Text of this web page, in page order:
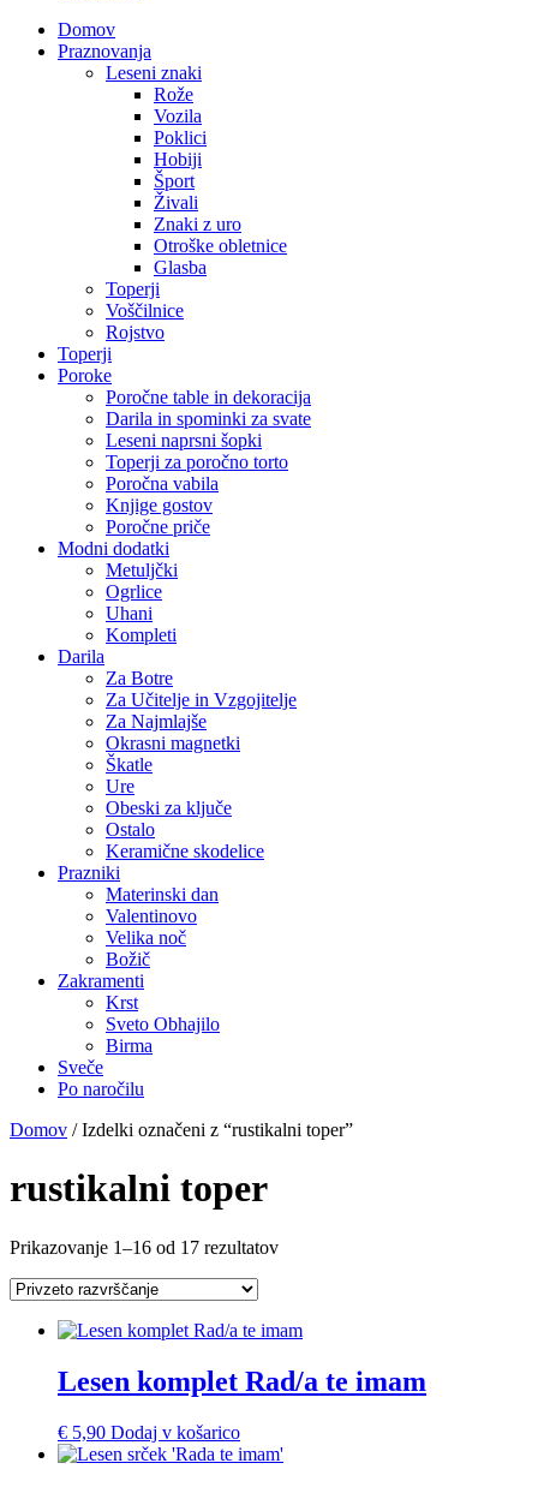
Domov
Praznovanja
Leseni znaki
Rože
Vozila
Poklici
Hobiji
Šport
Živali
Znaki z uro
Otroške obletnice
Glasba
Toperji
Voščilnice
Rojstvo
Toperji
Poroke
Poročne table in dekoracija
Darila in spominki za svate
Leseni naprsni šopki
Toperji za poročno torto
Poročna vabila
Knjige gostov
Poročne priče
Modni dodatki
Metuljčki
Ogrlice
Uhani
Kompleti
Darila
Za Botre
Za Učitelje in Vzgojitelje
Za Najmlajše
Okrasni magnetki
Škatle
Ure
Obeski za ključe
Ostalo
Keramične skodelice
Prazniki
Materinski dan
Valentinovo
Velika noč
Božič
Zakramenti
Krst
Sveto Obhajilo
Birma
Sveče
Po naročilu
Domov / Izdelki označeni z “rustikalni toper”
rustikalni toper
Prikazovanje 1–16 od 17 rezultatov
Lesen komplet Rad/a te imam
€ 5,90 Dodaj v košarico